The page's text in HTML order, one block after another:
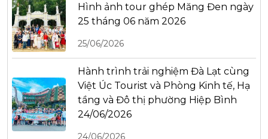
Hình ảnh tour ghép Măng Đen ngày
25 tháng 06 năm 2026
25/06/2026
Hành trình trải nghiệm Đà Lạt cùng
Việt Úc Tourist và Phòng Kinh tế, Hạ
tầng và Đô thị phường Hiệp Bình
24/06/2026
24/06/2026